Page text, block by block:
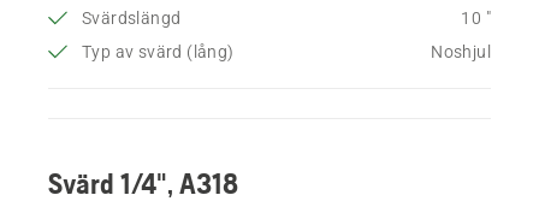
Svärdslängd
10 "
Typ av svärd (lång)
Noshjul
Svärd 1/4", A318